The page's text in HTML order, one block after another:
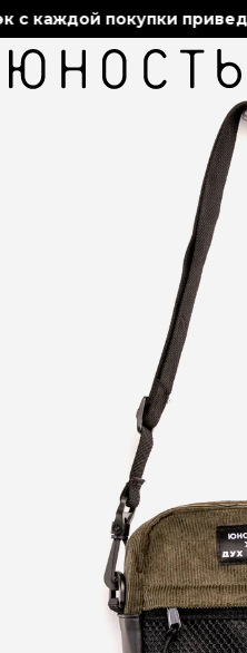
каждой покупки